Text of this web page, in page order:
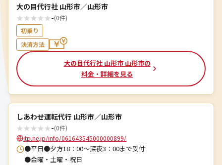
大の目代行社 山形市／山形市
★★★★★-(0件)
初乗り
決済方法
大の目代行社 山形市 山形市の
料金・詳細を見る
しあわせ運転代行 山形市／山形市
★★★★★-(0件)
itp.ne.jp/info/061643545000000899/
●平日●夕方18：00～深夜3：00まで受付
●金曜・土曜・祝日